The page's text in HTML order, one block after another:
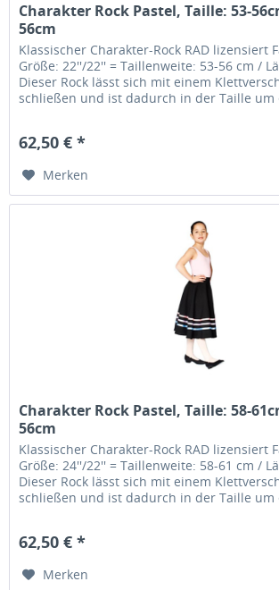
Charakter Rock Pastel, Taille: 53-
56cm
Klassischer Charakter-Rock RAD lizensiert
Größe: 22''/22'' = Taillenweite: 53-56 cm /
Dieser Rock lässt sich mit einem
schließen und ist dadurch in der Taille um
62,50 € *
Merken
Charakter Rock Pastel, Taille: 58-
56cm
Klassischer Charakter-Rock RAD lizensiert
Größe: 24''/22'' = Taillenweite: 58-61 cm /
Dieser Rock lässt sich mit einem
schließen und ist dadurch in der Taille um
62,50 € *
Merken